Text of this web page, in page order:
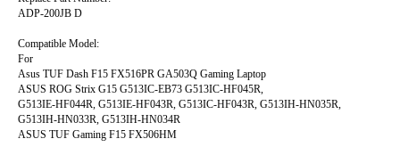
ADP-200JB D
Compatible Model:
For
Asus TUF Dash F15 FX516PR GA503Q Gaming Laptop
ASUS ROG Strix G15 G513IC-EB73 G513IC-HF045R,
G513IE-HF044R, G513IE-HF043R, G513IC-HF043R, G513IH-HN035R,
G513IH-HN033R, G513IH-HN034R
ASUS TUF Gaming F15 FX506HM